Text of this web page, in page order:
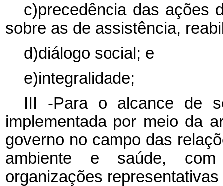
c)precedência das ações
sobre as de assistência,
d)diálogo social; e
e)integralidade;
III -Para o alcance de
implementada por meio da
governo no campo das
ambiente e saúde,
organizações